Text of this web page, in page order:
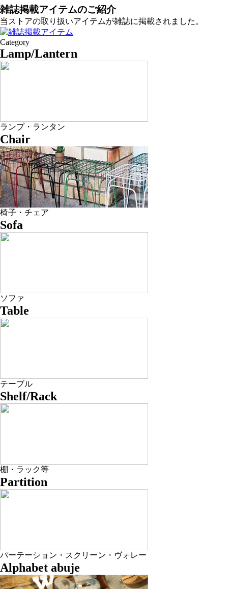
雑誌掲載アイテムのご紹介
当ストアの取り扱いアイテムが雑誌に掲載されました。
Category
Lamp/Lantern
ランプ・ランタン
Chair
椅子・チェア
Sofa
ソファ
Table
テーブル
Shelf/Rack
棚・ラック等
Partition
パーテーション・スクリーン・ヴォレー
Alphabet abuje